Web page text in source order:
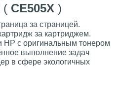
( CE505X )
за страницей.
за картриджем.
HP с оригинальным тонером
выполнение задач
в сфере экологичных